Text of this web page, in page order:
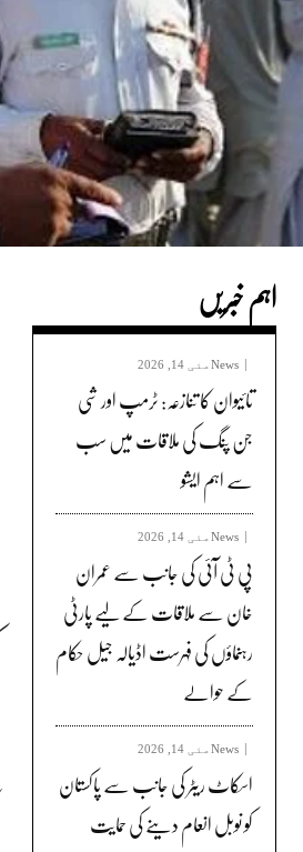
اہم خبریں
News مئی 14, 2026
تائیوان کا تنازعہ: ٹرمپ اور شی
جن پنگ کی ملاقات میں سب
سے اہم ایشو
News مئی 14, 2026
پی ٹی آئی کی جانب سے عمران
خان سے ملاقات کے لیے پارٹی
رہنماؤں کی فہرست اڈیالہ جیل حکام
کے حوالے
News مئی 14, 2026
اسکاٹ ریٹر کی جانب سے پاکستان
کو نوبل انعام دینے کی حمایت